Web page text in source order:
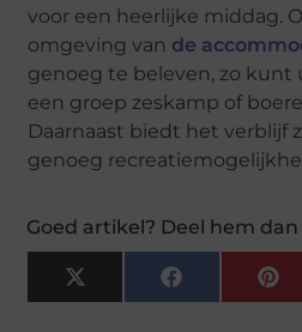
voor een heerlijke middag.
omgeving van de
genoeg te beleven, zo kunt
een groep zeskamp of
Daarnaast biedt het verblijf
genoeg
Goed artikel? Deel hem dan
X
(Twitter)
Facebook